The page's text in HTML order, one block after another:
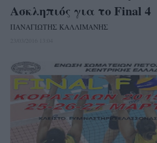
Ασκληπιός για το Final 4
ΠΑΝΑΓΙΩΤΗΣ ΚΑΛΛΙΜΑΝΗΣ